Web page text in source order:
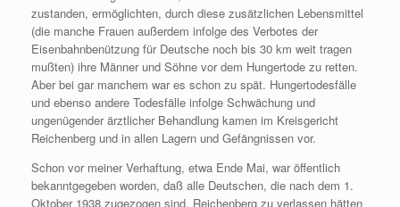
zustanden, ermöglichten, durch diese zusätzlichen Lebensmittel
(die manche Frauen außerdem infolge des Verbotes der
Eisenbahnbenützung für Deutsche noch bis 30 km weit tragen
mußten) ihre Männer und Söhne vor dem Hungertode zu retten.
Aber bei gar manchem war es schon zu spät. Hungertodesfälle
und ebenso andere Todesfälle infolge Schwächung und
ungenügender ärztlicher Behandlung kamen im Kreisgericht
Reichenberg und in allen Lagern und Gefängnissen vor.
Schon vor meiner Verhaftung, etwa Ende Mai, war öffentlich
bekanntgegeben worden, daß alle Deutschen, die nach dem 1.
Oktober 1938 zugezogen sind, Reichenberg zu verlassen hätten